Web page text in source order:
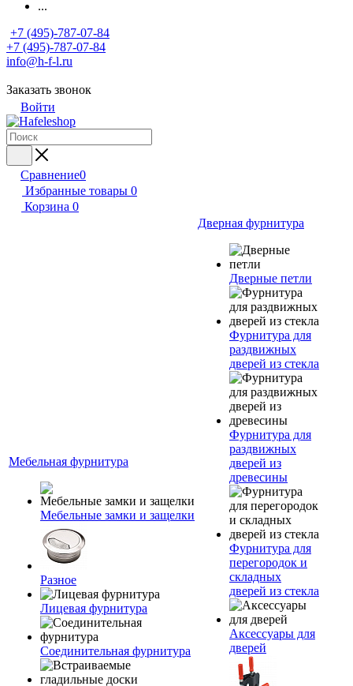
...
+7 (495)-787-07-84
+7 (495)-787-07-84
info@h-f-l.ru
Заказать звонок
Войти
Сравнение0
Избранные товары 0
Корзина 0
Мебельная фурнитура
Мебельные замки и защелки
Разное
Лицевая фурнитура
Соединительная фурнитура
Дверная фурнитура
Дверные петли
Фурнитура для
раздвижных
дверей из стекла
Фурнитура для
раздвижных
дверей из
древесины
Фурнитура для
перегородок и
складных
дверей из стекла
Аксессуары для
дверей